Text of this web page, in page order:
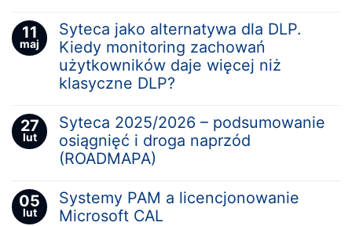
11
maj
Syteca jako alternatywa dla DLP.
Kiedy monitoring zachowań
użytkowników daje więcej niż
klasyczne DLP?
27
lut
Syteca 2025/2026 – podsumowanie
osiągnięć i droga naprzód
(ROADMAPA)
05
lut
Systemy PAM a licencjonowanie
Microsoft CAL